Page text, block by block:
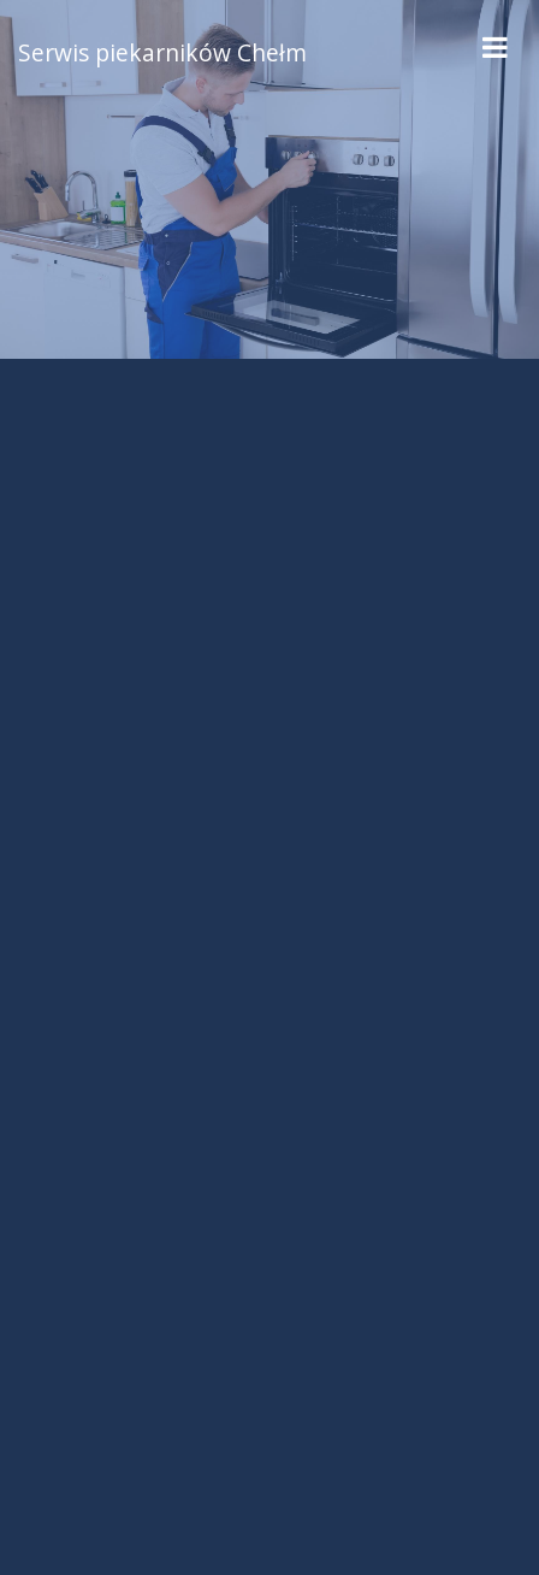
Serwis piekarników Chełm